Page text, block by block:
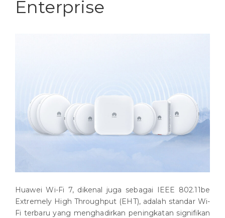
Enterprise
Huawei Wi-Fi 7, dikenal juga sebagai IEEE 802.11be
Extremely High Throughput (EHT), adalah standar Wi-
Fi terbaru yang menghadirkan peningkatan signifikan